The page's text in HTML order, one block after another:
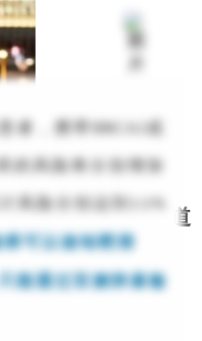
者，携带 BRCA1
的风险将分别增加
风险分别达到
癌可以做钼靶筛
能通过双侧卵巢输
究发现大豆的肠道
效